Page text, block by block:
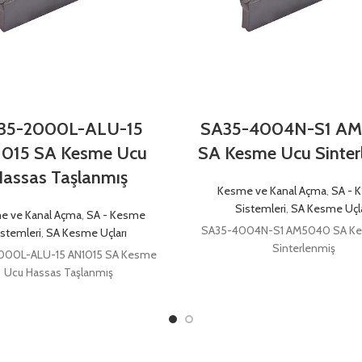
2000L-ALU-15
SA Kesme Ucu
Taşlanmış
ve Kanal Açma, SA - Kesme
, SA Kesme Uçları
ALU-15 AN1015 SA Kesme
Ucu Hassas Taşlanmış
SA35-4004N-S1
SA Kesme Ucu
Kesme ve Kanal Açma, SA -
Sistemleri, SA Kesme
SA35-4004N-S1 AM5040 SA
Sinterlenmiş